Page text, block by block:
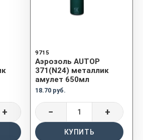
+
9715
Аэрозоль AUTOP
371(N24) металлик
амулет 650мл
18.70 руб.
− +
КУПИТЬ